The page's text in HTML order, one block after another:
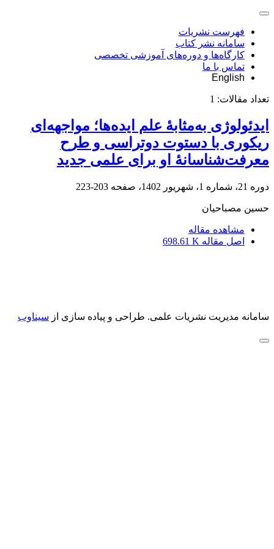
فهرست نشریات
سامانه نشر کتاب
کارگاه‌ها و دوره‌های آموزشی تخصصی
تماس با ما
English
تعداد مقالات: 1
ایدئولوژی به‌مثابۀ علم ایده‌ها؛ مواجهه‌ای
ریکوری با دستوت دوتراسی و طرح
معرفت‌شناسانۀ او برای علمی جدید
دوره 21، شماره 1، شهریور 1402، صفحه 203-223
حسین مصباحیان
مشاهده مقاله
اصل مقاله 698.61 K
سامانه مدیریت نشریات علمی. طراحی و پیاده سازی از سیناوب